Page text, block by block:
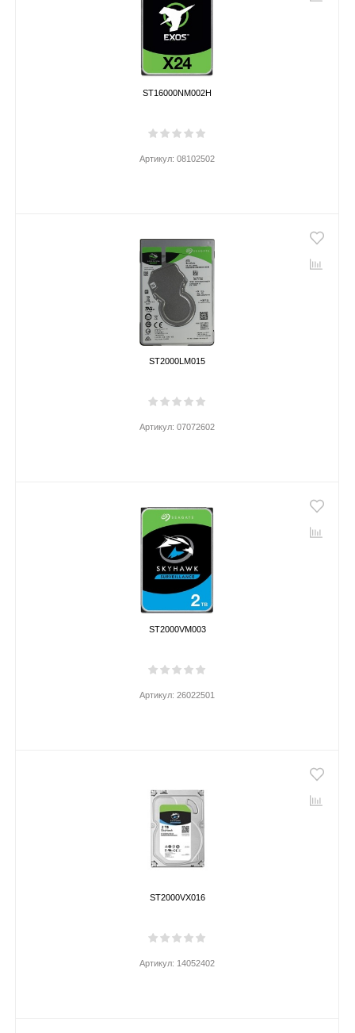
ST16000NM002H
Артикул: 08102502
ST2000LM015
Артикул: 07072602
ST2000VM003
Артикул: 26022501
ST2000VX016
Артикул: 14052402